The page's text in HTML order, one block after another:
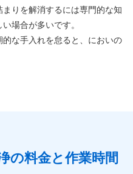
りを解消するには専門的な知
場合が多いです。
な手入れを怠ると、においの
の料金と作業時間